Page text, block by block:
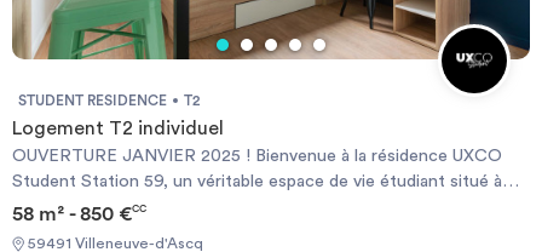
STUDENT RESIDENCE T2
Logement T2 individuel
OUVERTURE JANVIER 2025 ! Bienvenue à la résidence UXCO
Student Station 59, un véritable espace de vie étudiant situé à
proximité du centre-ville de Lille. À quelques minutes de cette
58 m² - 850 €CC
59491 Villeneuve-d'Ascq